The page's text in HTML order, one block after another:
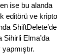
ise bu alanda
editörü ve kripto
ShiftDelete’de
Sihirli Elma’da